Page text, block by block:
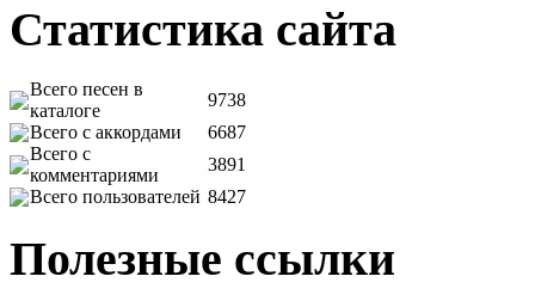
Статистика сайта
Всего песен в
каталоге
9738
Всего с аккордами
6687
Всего с
комментариями
3891
Всего пользователей 8427
Полезные ссылки